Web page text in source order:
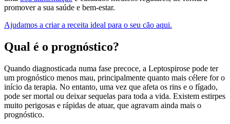
promover a sua saúde e bem-estar.
Ajudamos a criar a receita ideal para o seu cão aqui.
Qual é o prognóstico?
Quando diagnosticada numa fase precoce, a Leptospirose pode ter
um prognóstico menos mau, principalmente quanto mais célere for o
início da terapia. No entanto, uma vez que afeta os rins e o fígado,
pode ser mortal ou deixar sequelas para toda a vida. Existem estirpes
muito perigosas e rápidas de atuar, que agravam ainda mais o
prognóstico.